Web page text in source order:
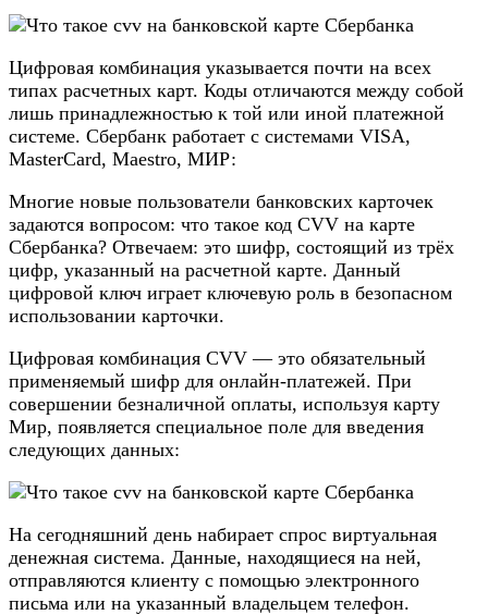
Цифровая комбинация указывается почти на всех
типах расчетных карт. Коды отличаются между собой
лишь принадлежностью к той или иной платежной
системе. Сбербанк работает с системами VISA,
MasterCard, Maestro, МИР:
Многие новые пользователи банковских карточек
задаются вопросом: что такое код CVV на карте
Сбербанка? Отвечаем: это шифр, состоящий из трёх
цифр, указанный на расчетной карте. Данный
цифровой ключ играет ключевую роль в безопасном
использовании карточки.
Цифровая комбинация CVV — это обязательный
применяемый шифр для онлайн-платежей. При
совершении безналичной оплаты, используя карту
Мир, появляется специальное поле для введения
следующих данных:
На сегодняшний день набирает спрос виртуальная
денежная система. Данные, находящиеся на ней,
отправляются клиенту с помощью электронного
письма или на указанный владельцем телефон.